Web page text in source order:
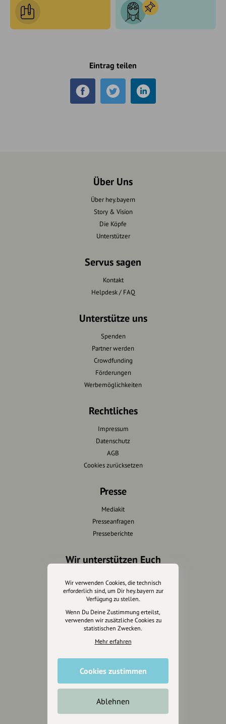
Eintrag teilen
Über Uns
Über hey.bayern
Story & Vision
Die Köpfe
Unterstützer
Servus sagen
Kontakt
Helpdesk / FAQ
Unterstütze uns
Spenden
Partner werden
Crowdfunding
Förderungen
Werbemöglichkeiten
Rechtliches
Impressum
Datenschutz
AGB
Cookies zurücksetzen
Presse
Mediakit
Presseanfragen
Presseberichte
Wir unterstützen Euch
Marketing
Design & Branding
Anakin Design
Unterstütze
unsere Plattform
hey.bayern ist ein Projekt von
uns für unsere Region und
für alle, die uns besuchen
Wir verwenden Cookies, die technisch
erforderlich sind, um Dir hey.bayern zur
Verfügung zu stellen.
Wenn Du Deine Zustimmung erteilst,
verwenden wir zusätzliche Cookies zu
statistischen Zwecken.
Mehr erfahren
Cookies zustimmen
Ablehnen